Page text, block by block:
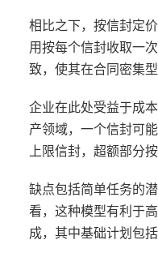
相比之下，按信封定
用按每个信封收取一
致，使其在合同密集
企业在此处受益于成
产领域，一个信封可
上限信封，超额部分
缺点包括简单任务的
看，这种模型有利于
成，其中基础计划包